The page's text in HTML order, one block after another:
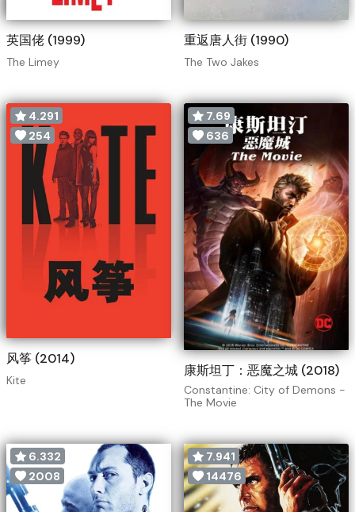
英国佬 (1999)
The Limey
重返唐人街 (1990)
The Two Jakes
4.291
254
风筝 (2014)
Kite
7.69
636
康斯坦丁：恶魔之城 (2018)
Constantine: City of Demons -
The Movie
6.332
2008
7.941
14476